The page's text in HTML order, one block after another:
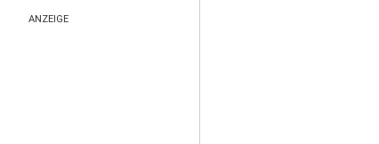
ANZEIGE